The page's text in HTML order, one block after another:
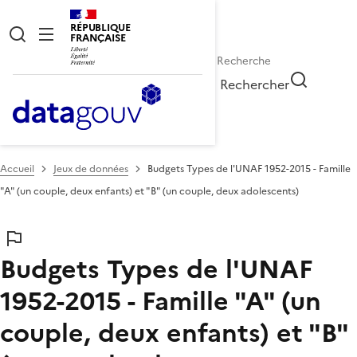
RÉPUBLIQUE
FRANÇAISE
Rechercher
Accueil Jeux de données
Budgets Types de l'UNAF 1952-2015 - Famille
"A" (un couple, deux enfants) et "B" (un couple, deux adolescents)
Budgets Types de l'UNAF
1952-2015 - Famille "A" (un
couple, deux enfants) et "B"